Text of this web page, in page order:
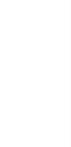
sulla qualità
di
informazioni
quali
e le aree di
italiana ed è
sia scritta che